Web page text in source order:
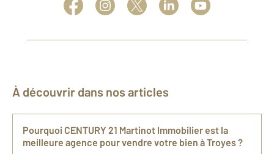
À découvrir dans nos articles
Pourquoi CENTURY 21 Martinot Immobilier est la
meilleure agence pour vendre votre bien à Troyes ?